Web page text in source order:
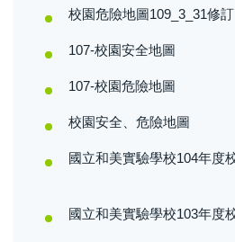
校園危險地圖109_3_31修訂
107-校園安全地圖
107-校園危險地圖
校園安全、危險地圖